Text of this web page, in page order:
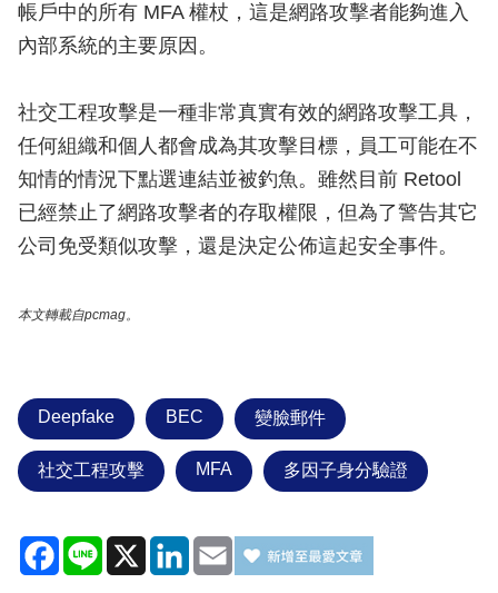
帳戶中的所有 MFA 權杖，這是網路攻擊者能夠進入
內部系統的主要原因。
社交工程攻擊是一種非常真實有效的網路攻擊工具，
任何組織和個人都會成為其攻擊目標，員工可能在不
知情的情況下點選連結並被釣魚。雖然目前 Retool
已經禁止了網路攻擊者的存取權限，但為了警告其它
公司免受類似攻擊，還是決定公佈這起安全事件。
本文轉載自pcmag。
Deepfake BEC 變臉郵件
社交工程攻擊 MFA 多因子身分驗證
Facebook
Line X LinkedIn
Email